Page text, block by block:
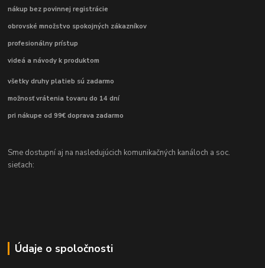
nákup bez povinnej registrácie
obrovské množstvo spokojných zákazníkov
profesionálny prístup
videá a návody k produktom
všetky druhy platieb sú zadarmo
možnosť vrátenia tovaru do 14 dní
pri nákupe od 99€ doprava zadarmo
Sme dostupní aj na nasledujúcich komunikačných kanáloch a soc.
sieťach:
Údaje o spoločnosti